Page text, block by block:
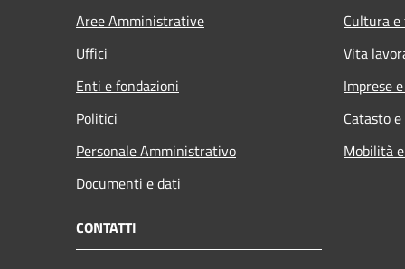
Aree Amministrative
Uffici
Enti e fondazioni
Politici
Personale Amministrativo
Documenti e dati
Cultura
Vita
Imprese
Catasto
Mobilità
CONTATTI